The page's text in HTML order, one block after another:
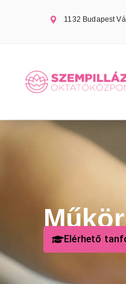
1132 Budapest
Elérhető